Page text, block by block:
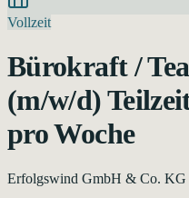
Vollzeit
Bürokraft /
(m/w/d)
pro Woche
Erfolgswind GmbH & Co. KG